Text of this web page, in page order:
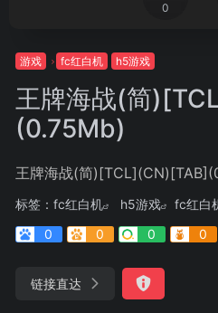
0
游戏 fc红白机 h5游戏
王牌海战(简
(0.75Mb)
王牌海战(简
标签： fc红白机 h5游戏 fc红白
0
0 0 0
链接直达